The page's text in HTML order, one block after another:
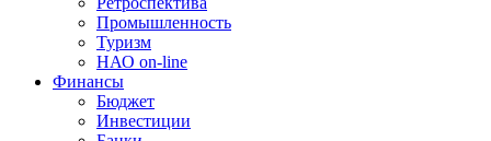
Промышленность
Туризм
НАО on-line
Финансы
Бюджет
Инвестиции